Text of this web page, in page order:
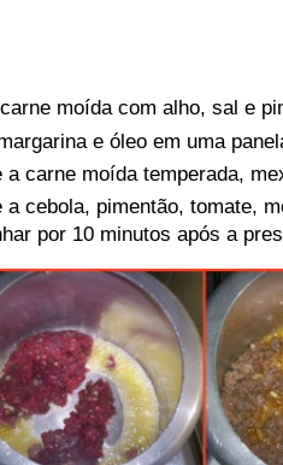
moída com alho, sal e
e óleo em uma
a carne moída temperada,
a cebola, pimentão, tomate,
por 10 minutos após a